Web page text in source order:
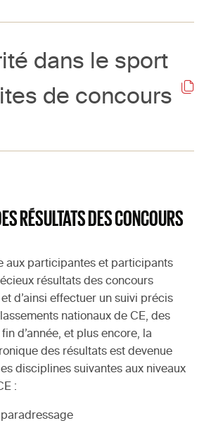
dans le sport
de concours
RÉSULTATS DES CONCOURS
aux participantes et participants
résultats des concours
d’ainsi effectuer un suivi précis
nationaux de CE, des
d’année, et plus encore, la
des résultats est devenue
disciplines suivantes aux niveaux
: